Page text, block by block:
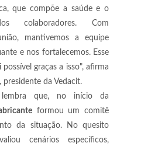
que compõe a saúde e o
colaboradores. Com
mantivemos a equipe
e nos fortalecemos. Esse
graças a isso", afirma
, presidente da Vedacit.
que, no início da
formou um comitê
da situação. No quesito
cenários específicos,